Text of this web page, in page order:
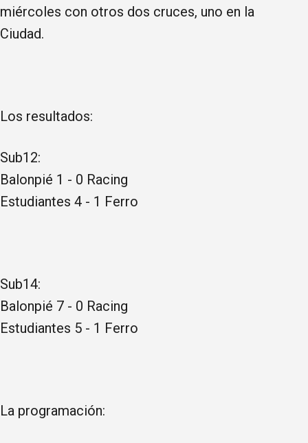
miércoles con otros dos cruces, uno en la
Ciudad.
Los resultados:
Sub12:
Balonpié 1 - 0 Racing
Estudiantes 4 - 1 Ferro
Sub14:
Balonpié 7 - 0 Racing
Estudiantes 5 - 1 Ferro
La programación: